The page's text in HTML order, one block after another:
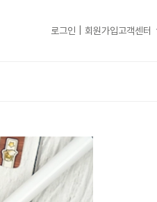
로그인 | 회원가입고객센터